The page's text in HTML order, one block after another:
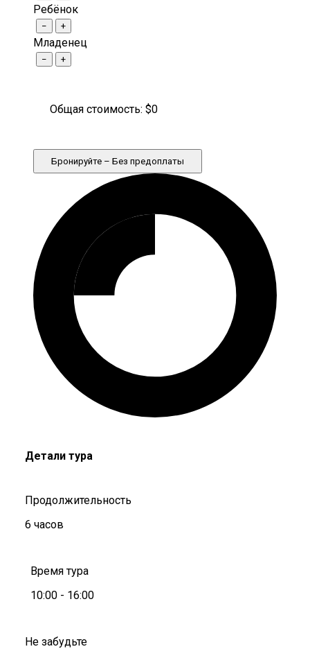
Ребёнок
− +
Младенец
− +
Общая стоимость: $0
Бронируйте – Без предоплаты
Детали тура
Продолжительность
6 часов
Время тура
10:00 - 16:00
Не забудьте